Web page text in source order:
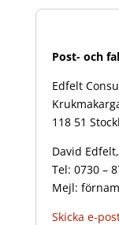
Post- och
Edfelt
118 51
David
Tel: 0730 –
Mejl:
Skicka e-